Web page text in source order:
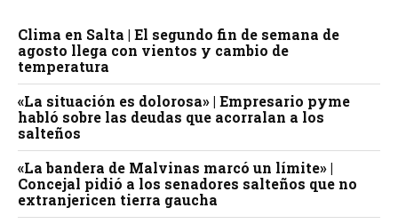
Clima en Salta | El segundo fin de semana de
agosto llega con vientos y cambio de
temperatura
«La situación es dolorosa» | Empresario pyme
habló sobre las deudas que acorralan a los
salteños
«La bandera de Malvinas marcó un límite» |
Concejal pidió a los senadores salteños que no
extranjericen tierra gaucha